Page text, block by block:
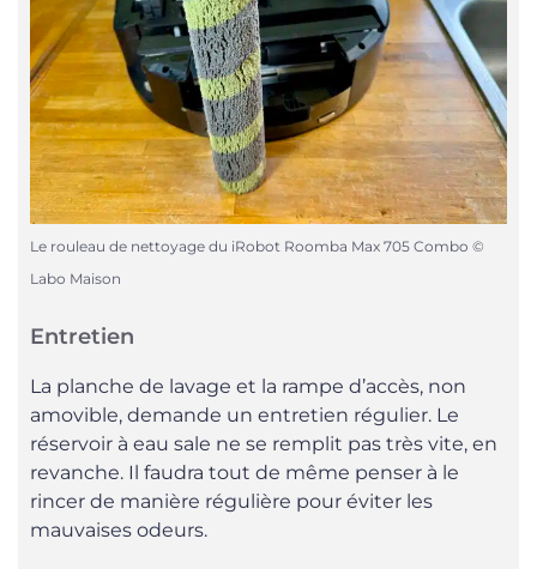
Le rouleau de nettoyage du iRobot Roomba Max 705 Combo ©
Labo Maison
Entretien
La planche de lavage et la rampe d’accès, non
amovible, demande un entretien régulier. Le
réservoir à eau sale ne se remplit pas très vite, en
revanche. Il faudra tout de même penser à le
rincer de manière régulière pour éviter les
mauvaises odeurs.